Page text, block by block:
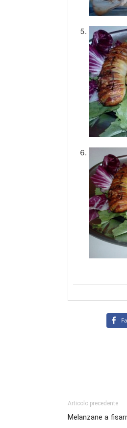
Articolo precedente
Melanzane a